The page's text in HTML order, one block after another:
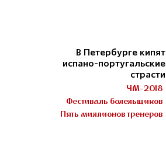
В Петербурге кипят
испано-португальские
страсти
ЧМ-2018
Фестиваль болельщиков
Пять миллионов тренеров